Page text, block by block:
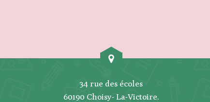
34 rue des écoles
60190 Choisy- La-Victoire.